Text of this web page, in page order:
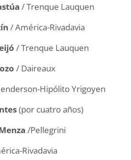
/ Trenque Lauquen
/ América-Rivadavia
/ Trenque Lauquen
/ Daireaux
Hipólito Yrigoyen
(por cuatro años)
/Pellegrini
Rivadavia